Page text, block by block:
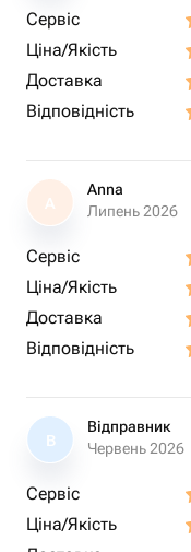
Сервіс
Ціна/Якість
Доставка
Відповідність
A
Anna
Липень 2026
Сервіс
Ціна/Якість
Доставка
Відповідність
В
Відправник
Червень 2026
Сервіс
Ціна/Якість